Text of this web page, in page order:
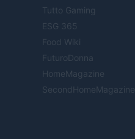
Tutto Gaming
ESG 365
Food Wiki
FuturoDonna
HomeMagazine
SecondHomeMagazine